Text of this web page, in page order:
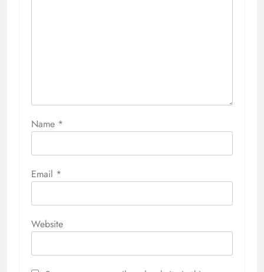
Name *
Email *
Website